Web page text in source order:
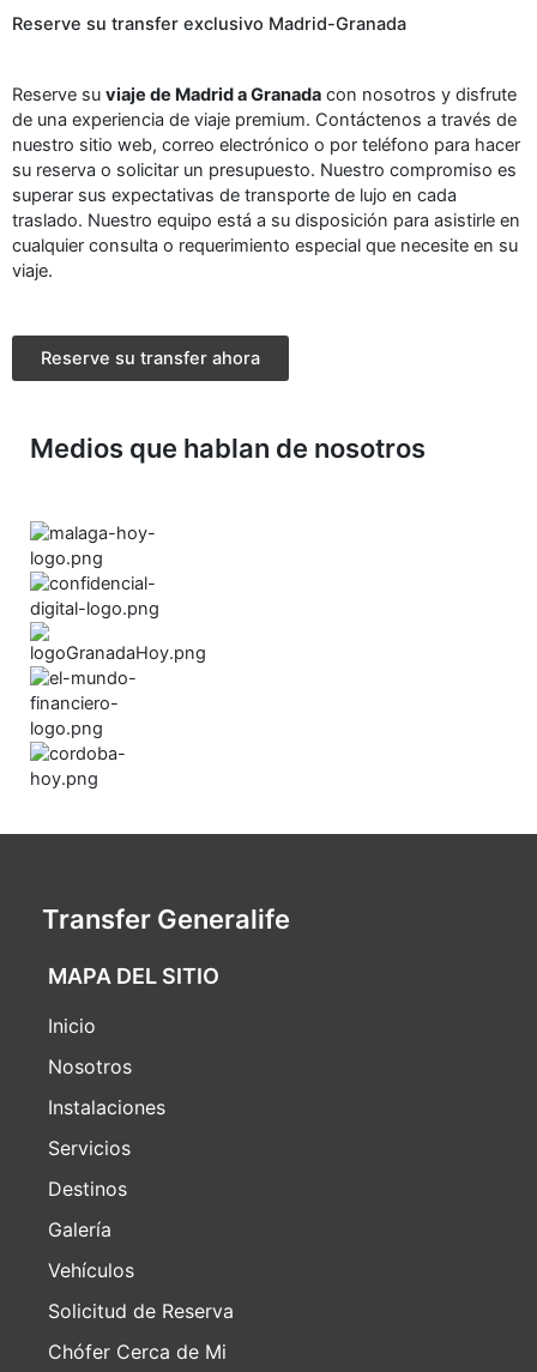
Reserve su transfer exclusivo Madrid-Granada
Reserve su viaje de Madrid a Granada con nosotros y disfrute
de una experiencia de viaje premium. Contáctenos a través de
nuestro sitio web, correo electrónico o por teléfono para hacer
su reserva o solicitar un presupuesto. Nuestro compromiso es
superar sus expectativas de transporte de lujo en cada
traslado. Nuestro equipo está a su disposición para asistirle en
cualquier consulta o requerimiento especial que necesite en su
viaje.
Reserve su transfer ahora
Medios que hablan de nosotros
Transfer Generalife
MAPA DEL SITIO
Inicio
Nosotros
Instalaciones
Servicios
Destinos
Galería
Vehículos
Solicitud de Reserva
Chófer Cerca de Mi